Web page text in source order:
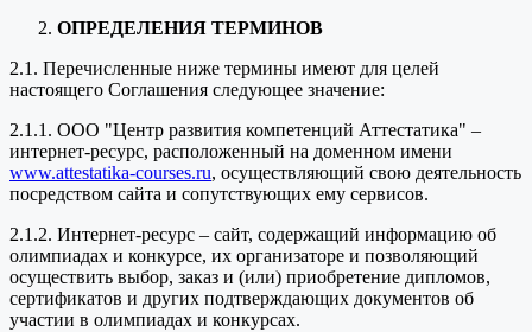
ОПРЕДЕЛЕНИЯ ТЕРМИНОВ
2.1. Перечисленные ниже термины имеют для целей
настоящего Соглашения следующее значение:
2.1.1. ООО "Центр развития компетенций Аттестатика" –
интернет-ресурс, расположенный на доменном имени
www.attestatika-courses.ru, осуществляющий свою деятельность
посредством сайта и сопутствующих ему сервисов.
2.1.2. Интернет-ресурс – сайт, содержащий информацию об
олимпиадах и конкурсе, их организаторе и позволяющий
осуществить выбор, заказ и (или) приобретение дипломов,
сертификатов и других подтверждающих документов об
участии в олимпиадах и конкурсах.